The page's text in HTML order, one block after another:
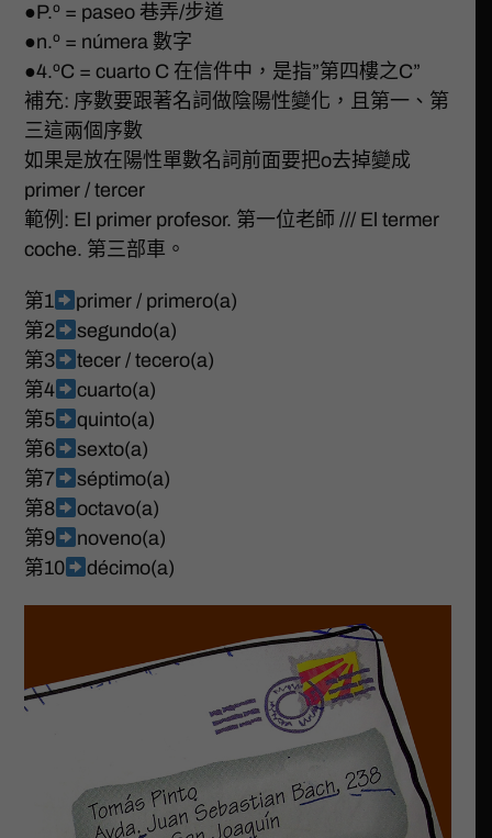
●P.º = paseo 巷弄/步道
●n.º = númera 數字
●4.ºC = cuarto C 在信件中，是指”第四樓之C”
補充: 序數要跟著名詞做陰陽性變化，且第一、第
三這兩個序數
如果是放在陽性單數名詞前面要把o去掉變成
primer / tercer
範例: El primer profesor. 第一位老師 /// El termer
coche. 第三部車。
第1
primer / primero(a)
第2
segundo(a)
第3
tecer / tecero(a)
第4
cuarto(a)
第5
quinto(a)
第6
sexto(a)
第7
séptimo(a)
第8
octavo(a)
第9
noveno(a)
第10
décimo(a)